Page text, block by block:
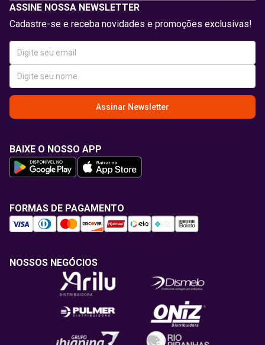
ASSINE NOSSA NEWSLETTER
Cadastre-se e receba novidades e promoções exclusivas!
Assinar Newsletter
BAIXE O NOSSO APP
FORMAS DE PAGAMENTO
NOSSOS NEGÓCIOS